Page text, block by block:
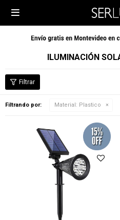

ILUMINACIÓN
Filtrando por: Material: Plastico